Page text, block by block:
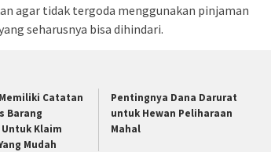
agar tidak tergoda menggunakan pinjaman
seharusnya bisa dihindari.
Catatan
Barang
Klaim
Mudah
Pentingnya Dana Darurat
untuk Hewan Peliharaan
Mahal